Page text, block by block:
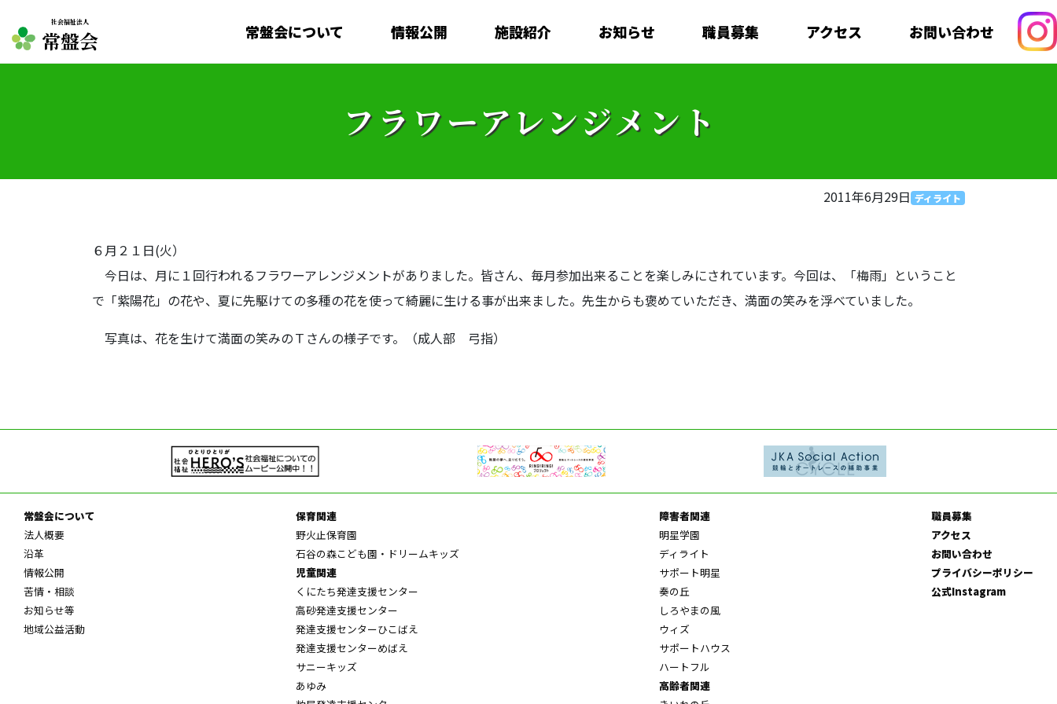
社会福祉法人
常盤会 常盤会について 情報公開 施設紹介 お知らせ 職員募集 アクセス お問い合わせ
フラワーアレンジメント
2011年6月29日 ディライト
６月２１日(火）
今日は、月に１回行われるフラワーアレンジメントがありました。皆さん、毎月参加出来ることを楽しみにされています。今回は、「梅雨」ということ
で「紫陽花」の花や、夏に先駆けての多種の花を使って綺麗に生ける事が出来ました。先生からも褒めていただき、満面の笑みを浮べていました。
写真は、花を生けて満面の笑みのＴさんの様子です。（成人部 弓指）
常盤会について
法人概要
沿革
情報公開
苦情・相談
お知らせ等
地域公益活動
保育関連
野火止保育園
石谷の森こども園・ドリームキッズ
児童関連
くにたち発達支援センター
高砂発達支援センター
発達支援センターひこばえ
発達支援センターめばえ
サニーキッズ
あゆみ
障害者関連
明星学園
ディライト
サポート明星
奏の丘
しろやまの風
ウィズ
サポートハウス
ハートフル
高齢者関連
職員募集
アクセス
お問い合わせ
プライバシーポリシー
公式Instagram